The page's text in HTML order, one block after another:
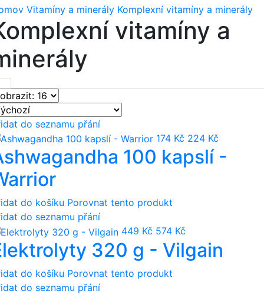
Vitamíny a minerály Komplexní vitamíny a minerály
vitamíny a
do seznamu přání
174 Kč 224 Kč
100 kapslí -
do košíku Porovnat tento produkt
do seznamu přání
449 Kč 574 Kč
320 g - Vilgain
do košíku Porovnat tento produkt
do seznamu přání